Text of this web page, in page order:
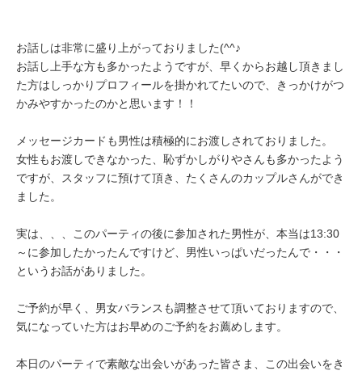
お話しは非常に盛り上がっておりました(^^♪
お話し上手な方も多かったようですが、早くからお越し頂きまし
た方はしっかりプロフィールを掛かれてたいので、きっかけがつ
かみやすかったのかと思います！！
メッセージカードも男性は積極的にお渡しされておりました。
女性もお渡しできなかった、恥ずかしがりやさんも多かったよう
ですが、スタッフに預けて頂き、たくさんのカップルさんができ
ました。
実は、、、このパーティの後に参加された男性が、本当は13:30
～に参加したかったんですけど、男性いっぱいだったんで・・・
というお話がありました。
ご予約が早く、男女バランスも調整させて頂いておりますので、
気になっていた方はお早めのご予約をお薦めします。
本日のパーティで素敵な出会いがあった皆さま、この出会いをき